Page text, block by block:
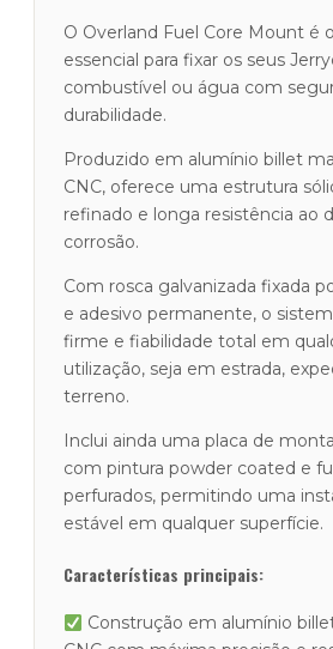
O Overland Fuel Core Mount é
essencial para fixar os seus
combustível ou água com
durabilidade.
Produzido em alumínio billet
CNC, oferece uma estrutura
refinado e longa resistência ao
corrosão.
Com rosca galvanizada fixada
e adesivo permanente, o
firme e fiabilidade total em
utilização, seja em estrada,
terreno.
Inclui ainda uma placa de
com pintura powder coated e
perfurados, permitindo uma
estável em qualquer superfície.
Características principais:
Construção em alumínio